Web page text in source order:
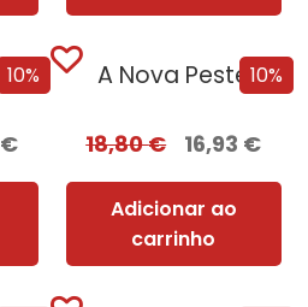
10%
Uma História do Mundo em 47 Fronteiras
€
10%
A Nova Peste
18,80€ 16,93 €
Adicionar ao
carrinho